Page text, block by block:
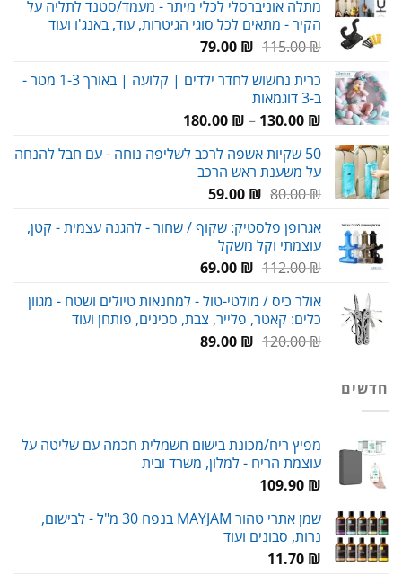
היה:
120.00 ₪.
הוא:
89.00 ₪.
מתלה אוניברסלי לכלי מיתר - מעמד/סטנד לתליה על
הקיר - מתאים לכל סוגי הגיטרות, עוד, באנג'ו ועוד
115.00₪
המחיר
היה:
115.00 ₪.
79.00 ₪
המחיר
הוא:
כרית נחשוש לחדר ילדים | קלועה | באורך 1-3 מטר -
ב-3 דוגמאות
130.00 ₪
–
180.00 ₪
50 שקיות אשפה לרכב לשליפה נוחה - עם חבל להנחה
על משענת ראש הרכב
80.00₪
המחיר
היה:
80.00 ₪.
59.00 ₪
המחיר
הוא:
אגרופן פלסטיק: שקוף / שחור - להגנה עצמית - קטן,
עוצמתי וקל משקל
112.00₪
המחיר
היה:
112.00 ₪.
69.00 ₪
המחיר
הוא:
69.00 ₪.
אולר כיס / מולטי-טול - למחנאות טיולים ושטח - מגוון
כלים: קאטר, פלייר, צבת, סכינים, פותחן ועוד
120.00₪
המחיר89.00 ₪
המחיר
חדשים
מפיץ ריח/מכונת בישום חשמלית חכמה עם שליטה על
עוצמת הריח - למלון, משרד ובית
109.90 ₪
שמן אתרי טהור MAYJAM בנפח 30 מ"ל - לבישום,
נרות, סבונים ועוד
11.70 ₪